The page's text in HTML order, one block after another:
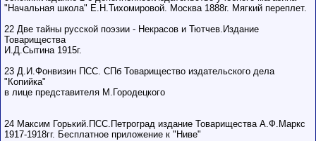
"Начальная школа" Е.Н.Тихомировой. Москва 1888г. Мягкий переплет.
22 Две тайны русской поэзии - Некрасов и Тютчев.Издание
Товарищества
И.Д.Сытина 1915г.
23 Д.И.Фонвизин ПСС. СПб Товарищество издательского дела
"Копийка"
в лице представителя М.Городецкого
24 Максим Горький.ПСС.Петроград издание Товарищества А.Ф.Маркс
1917-1918гг. Бесплатное приложение к "Ниве"